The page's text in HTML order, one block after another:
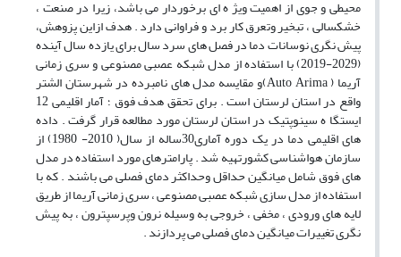
محیطی و جوی از اهمیت ویژ ه ای برخوردار می باشد، زیرا در صنعت ،
خشکسالی ، تبخیر وتعرق کار برد و فراوانی دارد . هدف ازاین پزوهش،
پیش نگری نوسانات دما در فصل های سرد سال برای یازده سال آینده
(2029-2019) با استفاده از مدل شبکه عصبی مصنوعی و سری زمانی
آریما ( Auto Arima)و مقایسه مدل های نامبرده در شهرستان الشتر
واقع در استان لرستان است . برای تحقق هدف فوق ؛ آمار اقلیمی 12
ایستگا ه سینوپتیک در استان لرستان مورد مطالعه قرار گرفت . داده
های اقلیمی دما در یک دوره آماری30ساله از سال( 2010- 1980) از
سازمان هواشناسی کشورتهیه شد . پارامترهای مورد استفاده در مدل
های فوق شامل میانگین حداقل وحداکثر دمای فصلی می باشند . که با
استفاده از مدل سازی شبکه عصبی مصنوعی ، سری زمانی آریما از طریق
لایه های ورودی ، مخفی ، خروجی به وسیله نرون وپرسپترون ، به پیش
نگری تغییرات میانگین دمای فصلی می پردازند .